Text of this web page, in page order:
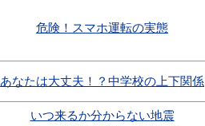
危険！スマホ運転の実態
あなたは大丈夫！？中学校の上下関係
いつ来るか分からない地震